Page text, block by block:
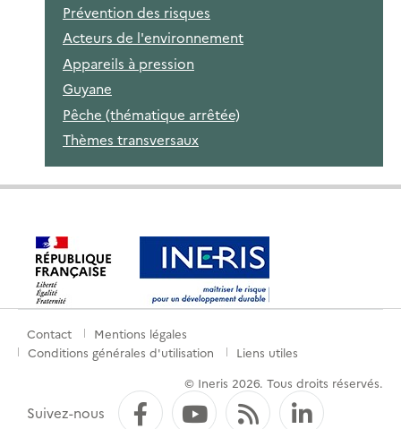
Prévention des risques
Acteurs de l'environnement
Appareils à pression
Guyane
Pêche (thématique arrêtée)
Thèmes transversaux
Menu
pied
Contact
Mentions légales
Conditions générales d'utilisation
Liens utiles
© Ineris 2026. Tous droits réservés.
Suivez-nous FacebookYouTube
Flux RSS